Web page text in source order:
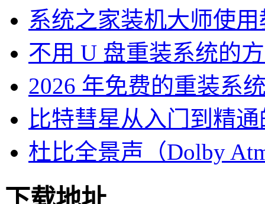
系统之家装机大师使
不用 U 盘重装系统的
2026 年免费的重装系
比特彗星从入门到精
杜比全景声（Dolby